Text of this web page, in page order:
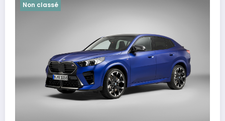
Non classé